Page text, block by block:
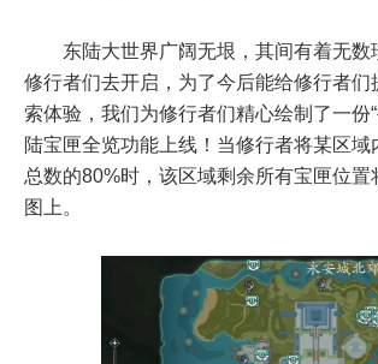
东陆大世界广阔无垠，其间有着无数
修行者们去开启，为了今后能给修行者们
索体验，我们为修行者们精心绘制了一
陆宝匣全览功能上线！当修行者将某区域
总数的80%时，该区域剩余所有宝匣位置
图上。